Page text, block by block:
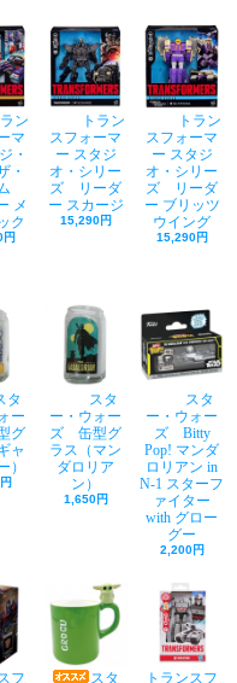
ラン
マ
・
・
メ
ク
円
トラン
スフォーマ
ー スタジ
オ・シリー
ズ リーダ
ー スカージ
15,290円
トラン
スフォーマ
ー スタジ
オ・シリー
ズ リーダ
ー ブリッツ
ウイング
15,290円
タ
ー
グ
ャ
）
スタ
ー・ウォー
ズ 缶型グ
ラス（マン
ダロリア
ン）
1,650円
スタ
ー・ウォー
ズ Bitty
Pop! マンダ
ロリアン in
N-1 スターフ
ァイター
with グロー
グー
2,200円
フ
スタ
トランスフ